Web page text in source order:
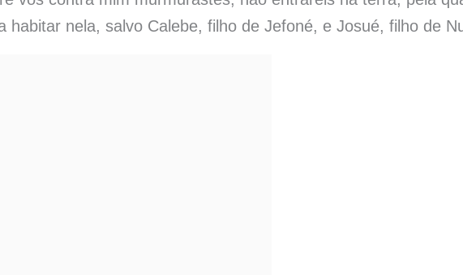
habitar nela, salvo Calebe, filho de Jefoné, e Josué, filho de